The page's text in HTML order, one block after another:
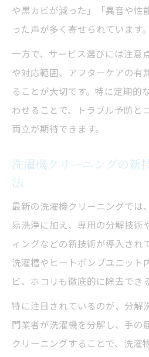
や黒カビが減った」「異音や性
った声が多く寄せられています。
一方で、サービス選びには注意
や対応範囲、アフターケアの有
ることが大切です。特に定期的
わせることで、トラブル予防と
両立が期待できます。
洗濯機クリーニングの新
法
最新の洗濯機クリーニングでは
易洗浄に加え、専用の分解技術
ィングなどの新技術が導入され
洗濯槽やヒートポンプユニット
ビ、ホコリも徹底的に除去でき
特に注目されているのが、分解
門業者が洗濯機を分解し、手の
クリーニングすることで、洗濯